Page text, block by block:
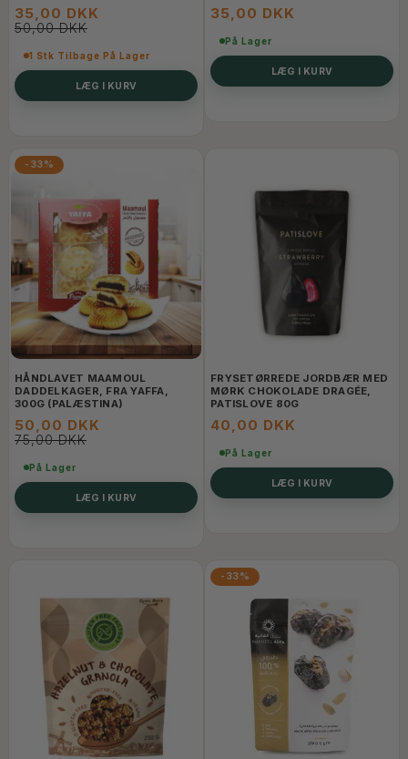
35,00 DKK
50,00 DKK
1 Stk Tilbage På Lager
LÆG I KURV
35,00 DKK
På Lager
LÆG I KURV
-33%
HÅNDLAVET MAAMOUL
DADDELKAGER, FRA YAFFA,
300G (PALÆSTINA)
50,00 DKK
75,00 DKK
På Lager
LÆG I KURV
FRYSETØRREDE JORDBÆR MED
MØRK CHOKOLADE DRAGÉE,
PATISLOVE 80G
40,00 DKK
På Lager
LÆG I KURV
-33%